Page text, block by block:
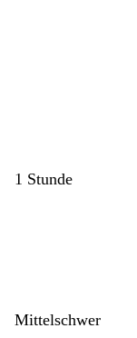
1 Stunde
Mittelschwer